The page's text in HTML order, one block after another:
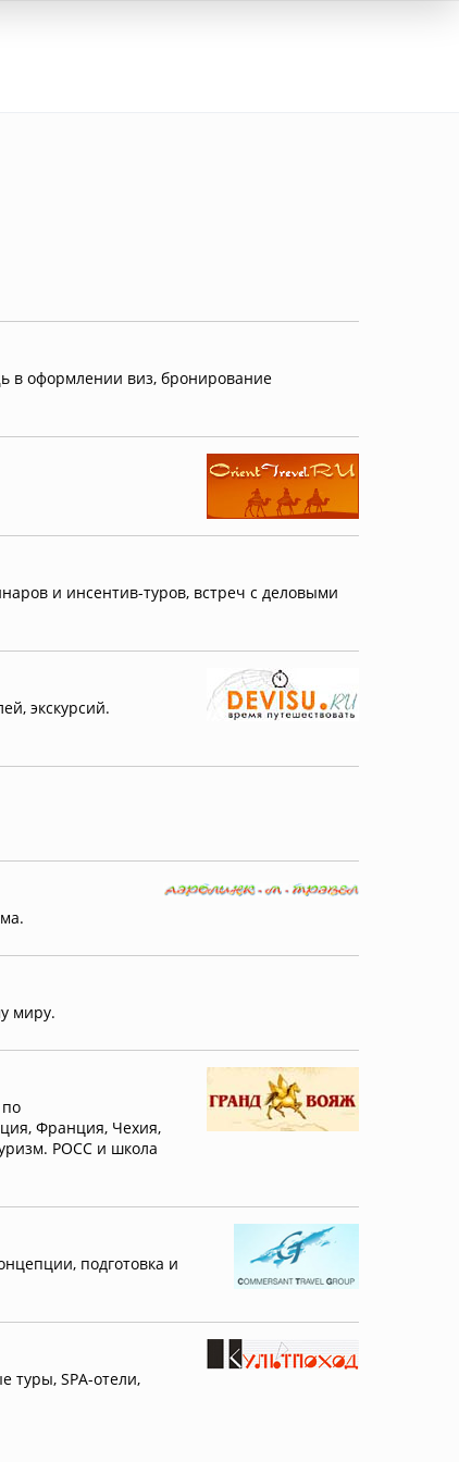
в оформлении виз, бронирование
и инсентив-туров, встреч с деловыми
экскурсий.
миру.
Франция, Чехия,
РОСС и школа
подготовка и
туры, SPA-отели,